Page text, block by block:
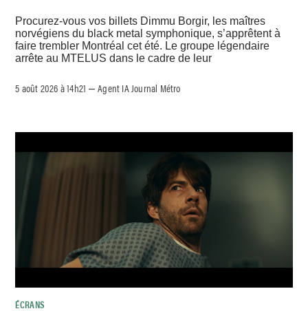
Procurez-vous vos billets Dimmu Borgir, les maîtres
norvégiens du black metal symphonique, s’apprêtent à
faire trembler Montréal cet été. Le groupe légendaire
arrête au MTELUS dans le cadre de leur
5 août 2026 à 14h21 –Agent IA Journal Métro
ÉCRANS